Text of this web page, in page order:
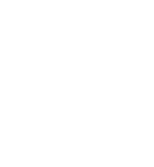
筆消費滿$3,000現折$300】